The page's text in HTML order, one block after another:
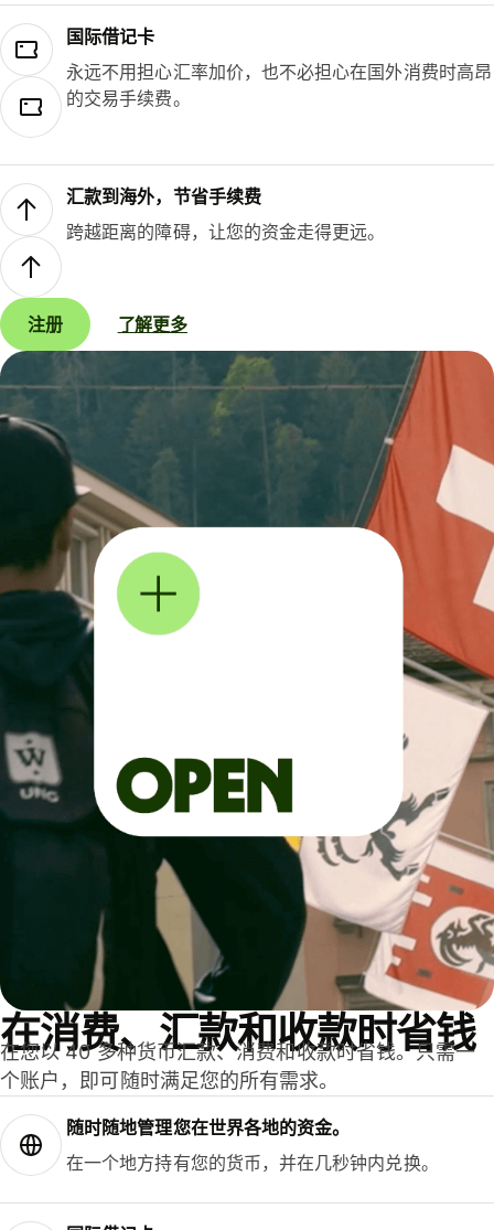
国际借记卡
永远不用担心汇率加价，也不必担心在国外消费时高昂
的交易手续费。
汇款到海外，节省手续费
跨越距离的障碍，让您的资金走得更远。
注册 了解更多
在消费、汇款和收款时省钱
在您以 40 多种货币汇款、消费和收款时省钱。只需一
个账户，即可随时满足您的所有需求。
随时随地管理您在世界各地的资金。
在一个地方持有您的货币，并在几秒钟内兑换。